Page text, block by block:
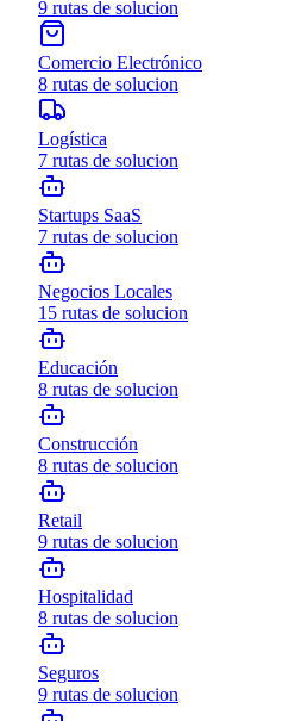
9 rutas de solucion
Comercio Electrónico
8 rutas de solucion
Logística
7 rutas de solucion
Startups SaaS
7 rutas de solucion
Negocios Locales
15 rutas de solucion
Educación
8 rutas de solucion
Construcción
8 rutas de solucion
Retail
9 rutas de solucion
Hospitalidad
8 rutas de solucion
Seguros
9 rutas de solucion